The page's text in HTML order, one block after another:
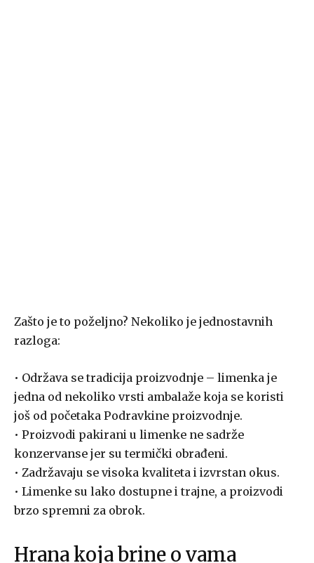
Zašto je to poželjno? Nekoliko je jednostavnih
razloga:
• Održava se tradicija proizvodnje – limenka je
jedna od nekoliko vrsti ambalaže koja se koristi
još od početaka Podravkine proizvodnje.
• Proizvodi pakirani u limenke ne sadrže
konzervanse jer su termički obrađeni.
• Zadržavaju se visoka kvaliteta i izvrstan okus.
• Limenke su lako dostupne i trajne, a proizvodi
brzo spremni za obrok.
Hrana koja brine o vama